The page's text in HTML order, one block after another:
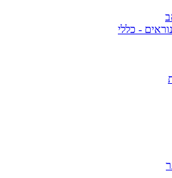
- כללי